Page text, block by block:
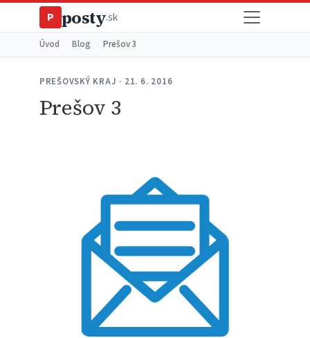
P posty.sk
Úvod Blog Prešov 3
PREŠOVSKÝ KRAJ · 21. 6. 2016
Prešov 3